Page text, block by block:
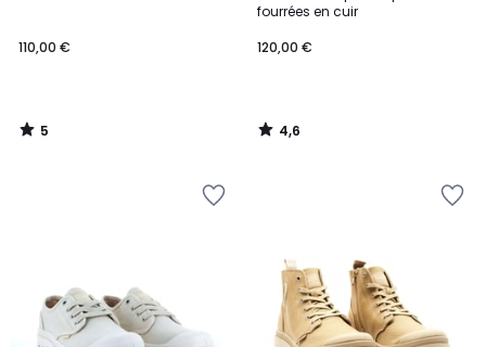
110,00 €
5
/
fourrées en cuir
120,00 €
4,6
/